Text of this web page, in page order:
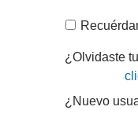
¿Olvidaste
¿Nuevo